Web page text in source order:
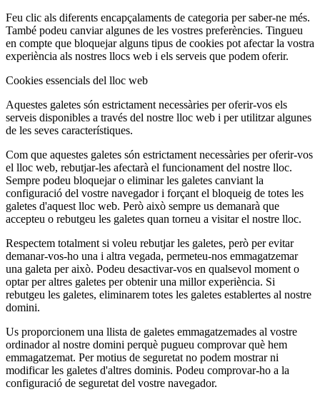
Feu clic als diferents encapçalaments de categoria per saber-ne més.
També podeu canviar algunes de les vostres preferències. Tingueu
en compte que bloquejar alguns tipus de cookies pot afectar la vostra
experiència als nostres llocs web i els serveis que podem oferir.
Cookies essencials del lloc web
Aquestes galetes són estrictament necessàries per oferir-vos els
serveis disponibles a través del nostre lloc web i per utilitzar algunes
de les seves característiques.
Com que aquestes galetes són estrictament necessàries per oferir-vos
el lloc web, rebutjar-les afectarà el funcionament del nostre lloc.
Sempre podeu bloquejar o eliminar les galetes canviant la
configuració del vostre navegador i forçant el bloqueig de totes les
galetes d'aquest lloc web. Però això sempre us demanarà que
accepteu o rebutgeu les galetes quan torneu a visitar el nostre lloc.
Respectem totalment si voleu rebutjar les galetes, però per evitar
demanar-vos-ho una i altra vegada, permeteu-nos emmagatzemar
una galeta per això. Podeu desactivar-vos en qualsevol moment o
optar per altres galetes per obtenir una millor experiència. Si
rebutgeu les galetes, eliminarem totes les galetes establertes al nostre
domini.
Us proporcionem una llista de galetes emmagatzemades al vostre
ordinador al nostre domini perquè pugueu comprovar què hem
emmagatzemat. Per motius de seguretat no podem mostrar ni
modificar les galetes d'altres dominis. Podeu comprovar-ho a la
configuració de seguretat del vostre navegador.